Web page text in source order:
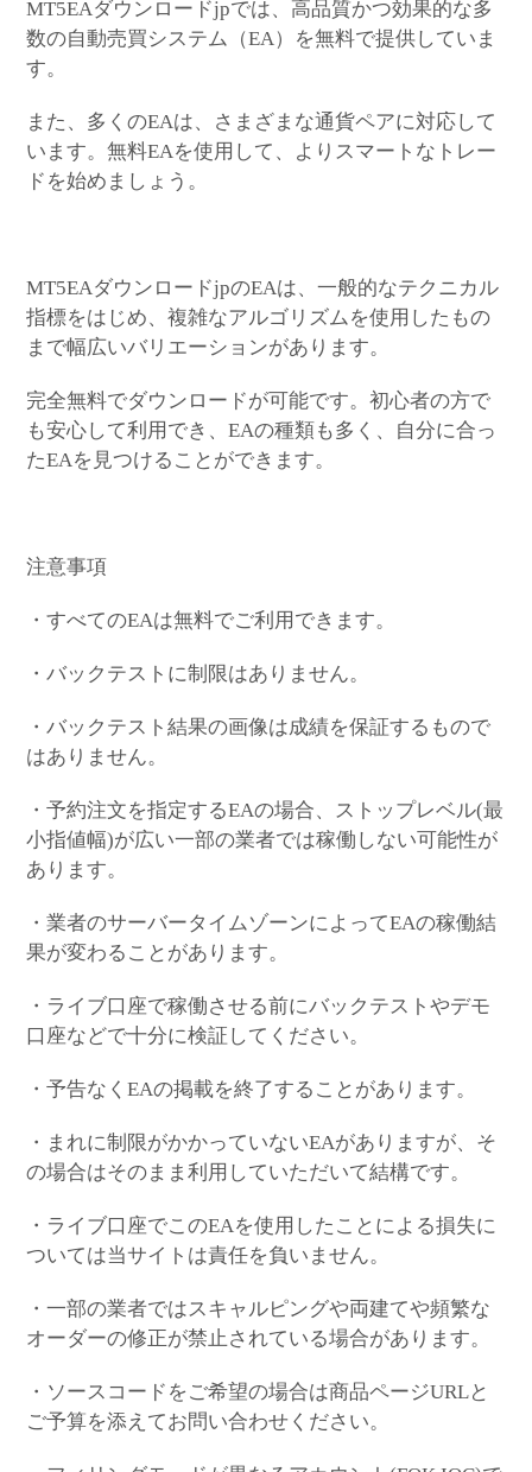
MT5EAダウンロードjpでは、高品質かつ効果的な多
数の自動売買システム（EA）を無料で提供していま
す。
また、多くのEAは、さまざまな通貨ペアに対応して
います。無料EAを使用して、よりスマートなトレー
ドを始めましょう。
MT5EAダウンロードjpのEAは、一般的なテクニカル
指標をはじめ、複雑なアルゴリズムを使用したもの
まで幅広いバリエーションがあります。
完全無料でダウンロードが可能です。初心者の方で
も安心して利用でき、EAの種類も多く、自分に合っ
たEAを見つけることができます。
注意事項
・すべてのEAは無料でご利用できます。
・バックテストに制限はありません。
・バックテスト結果の画像は成績を保証するもので
はありません。
・予約注文を指定するEAの場合、ストップレベル(最
小指値幅)が広い一部の業者では稼働しない可能性が
あります。
・業者のサーバータイムゾーンによってEAの稼働結
果が変わることがあります。
・ライブ口座で稼働させる前にバックテストやデモ
口座などで十分に検証してください。
・予告なくEAの掲載を終了することがあります。
・まれに制限がかかっていないEAがありますが、そ
の場合はそのまま利用していただいて結構です。
・ライブ口座でこのEAを使用したことによる損失に
ついては当サイトは責任を負いません。
・一部の業者ではスキャルピングや両建てや頻繁な
オーダーの修正が禁止されている場合があります。
・ソースコードをご希望の場合は商品ページURLと
ご予算を添えてお問い合わせください。